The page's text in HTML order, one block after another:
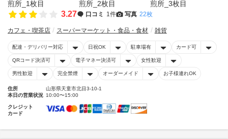
3.27 口コミ 1件 写真 22枚
カフェ・喫茶店 スーパーマーケット・食品・食材 雑貨
配達・デリバリー対応 日祝OK 駐車場有 カード可
QRコード決済可 電子マネー決済可 女性歓迎
男性歓迎 完全禁煙 オーダーメイド お子様連れOK
住所
山形県天童市北目3-10-1
本日の営業状況 10:00〜15:00
クレジット
カード